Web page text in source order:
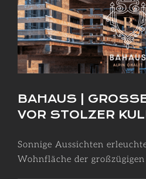
BAHAUS |
VOR STOLZER
Sonnige Aussichten
Wohnfläche der